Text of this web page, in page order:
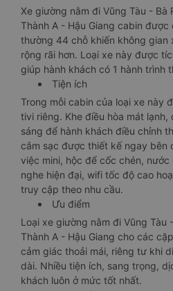
Xe giường nằm đi Vũng Tàu - Bà
Thành A - Hậu Giang cabin
thường 44 chỗ khiến không gian
rộng rãi hơn. Loại xe này được
giúp hành khách có 1 hành trình
Tiện ích
Trong mỗi cabin của loại xe này
tivi riêng. Khe điều hòa mát
sáng để hành khách điều chỉnh
cắm sạc được thiết kế ngay bên
việc mini, hộc để cốc chén,
nghe hiện đại, wifi tốc độ cao
truy cập theo nhu cầu.
Ưu điểm
Loại xe giường nằm đi Vũng Tàu
Thành A - Hậu Giang cho các
cảm giác thoải mái, riêng tư khi
dài. Nhiều tiện ích, sang trọng,
khách luôn ở mức tốt nhất.